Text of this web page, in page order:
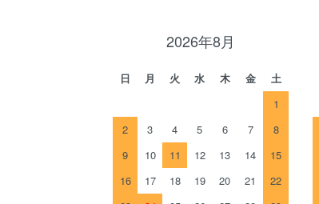
2026年8月
日 月 火 水 木 金
土
1
2
3 4 5 6 7
8
9
10 11 12 13 14
15
16
17 18 19 20 21
22